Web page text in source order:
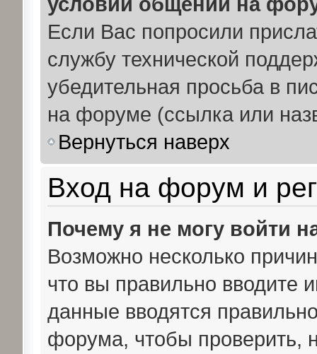
Если Вас попросили
службу технической
убедительная просьба в
на форуме (ссылка или
Вернуться наверх
Вход на форум и
Почему я не могу войти
Возможно несколько
что вы правильно вводите
данные вводятся
форума, чтобы проверить,